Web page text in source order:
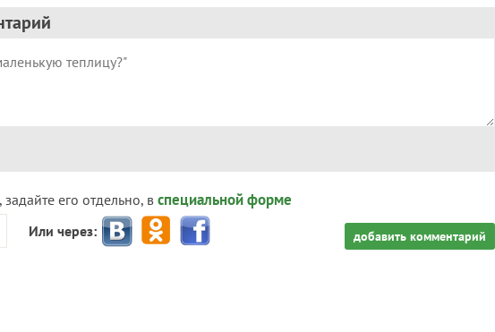
его отдельно, в специальной форме
Или через: добавить комментарий